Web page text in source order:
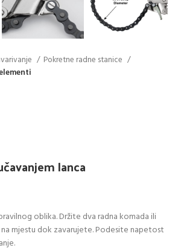
Pokretne radne stanice
lanca
oblika. Držite dva radna komada ili
mjestu dok zavarujete. Podesite napetost